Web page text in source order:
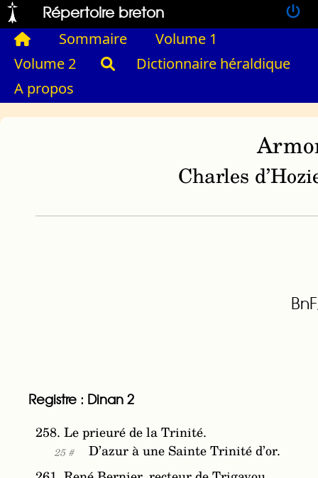
Répertoire breton
Sommaire
Volume 1
Volume 2
Dictionnaire héraldique
A propos
Charles
Registre : Dinan 2
258. Le prieuré de la Trinité.
25 #
D’azur à une Sainte Trinité d’or.